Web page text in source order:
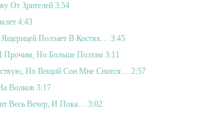
От Зрителей 3:54
4:43
Ползает В Костях… 3:45
Прочим, Но Больше Поэтам 3:11
Но Вещий Сон Мне Снится… 2:57
Волков 3:17
Весь Вечер, И Пока… 3:02